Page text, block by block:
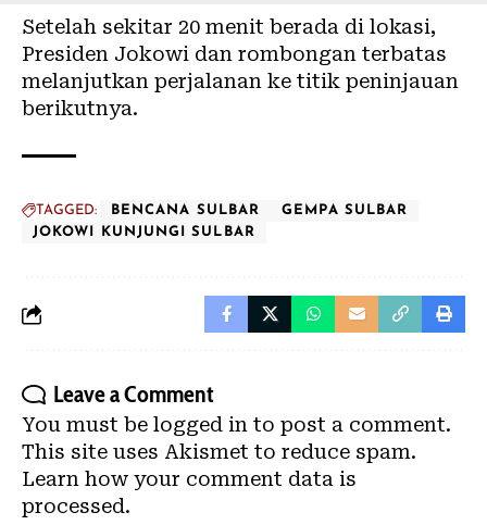
Setelah sekitar 20 menit berada di lokasi,
Presiden Jokowi dan rombongan terbatas
melanjutkan perjalanan ke titik peninjauan
berikutnya.
TAGGED: BENCANA SULBAR
GEMPA SULBAR
JOKOWI KUNJUNGI SULBAR
Leave a Comment
You must be logged in to post a comment.
This site uses Akismet to reduce spam.
Learn how your comment data is
processed.